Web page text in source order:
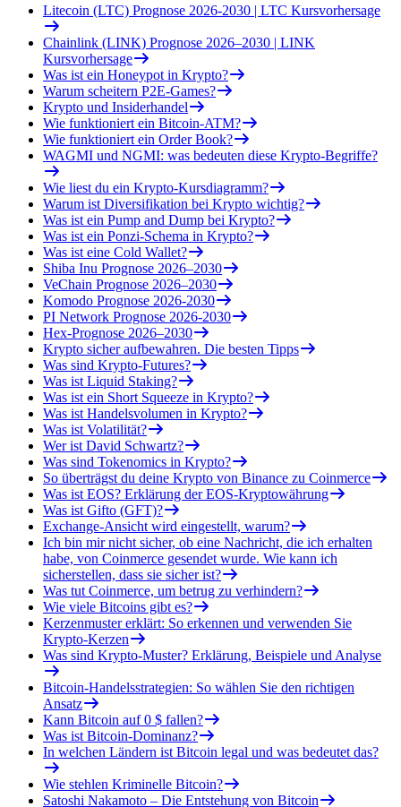
Litecoin (LTC) Prognose 2026-2030 | LTC Kursvorhersage
Chainlink (LINK) Prognose 2026–2030 | LINK
Kursvorhersage
Was ist ein Honeypot in Krypto?
Warum scheitern P2E-Games?
Krypto und Insiderhandel
Wie funktioniert ein Bitcoin-ATM?
Wie funktioniert ein Order Book?
WAGMI und NGMI: was bedeuten diese Krypto-Begriffe?
Wie liest du ein Krypto-Kursdiagramm?
Warum ist Diversifikation bei Krypto wichtig?
Was ist ein Pump and Dump bei Krypto?
Was ist ein Ponzi-Schema in Krypto?
Was ist eine Cold Wallet?
Shiba Inu Prognose 2026–2030
VeChain Prognose 2026–2030
Komodo Prognose 2026-2030
PI Network Prognose 2026-2030
Hex-Prognose 2026–2030
Krypto sicher aufbewahren. Die besten Tipps
Was sind Krypto-Futures?
Was ist Liquid Staking?
Was ist ein Short Squeeze in Krypto?
Was ist Handelsvolumen in Krypto?
Was ist Volatilität?
Wer ist David Schwartz?
Was sind Tokenomics in Krypto?
So überträgst du deine Krypto von Binance zu Coinmerce
Was ist EOS? Erklärung der EOS-Kryptowährung
Was ist Gifto (GFT)?
Exchange-Ansicht wird eingestellt, warum?
Ich bin mir nicht sicher, ob eine Nachricht, die ich erhalten
habe, von Coinmerce gesendet wurde. Wie kann ich
sicherstellen, dass sie sicher ist?
Was tut Coinmerce, um betrug zu verhindern?
Wie viele Bitcoins gibt es?
Kerzenmuster erklärt: So erkennen und verwenden Sie
Krypto-Kerzen
Was sind Krypto-Muster? Erklärung, Beispiele und Analyse
Bitcoin-Handelsstrategien: So wählen Sie den richtigen
Ansatz
Kann Bitcoin auf 0 $ fallen?
Was ist Bitcoin-Dominanz?
In welchen Ländern ist Bitcoin legal und was bedeutet das?
Wie stehlen Kriminelle Bitcoin?
Satoshi Nakamoto – Die Entstehung von Bitcoin